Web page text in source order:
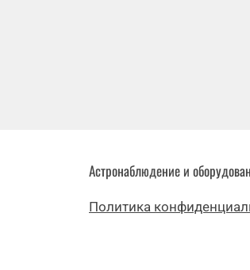
Астронаблюдение и
Политика